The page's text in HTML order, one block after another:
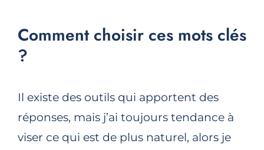
Comment choisir ces mots clés
?
Il existe des outils qui apportent des
réponses, mais j’ai toujours tendance à
viser ce qui est de plus naturel, alors je